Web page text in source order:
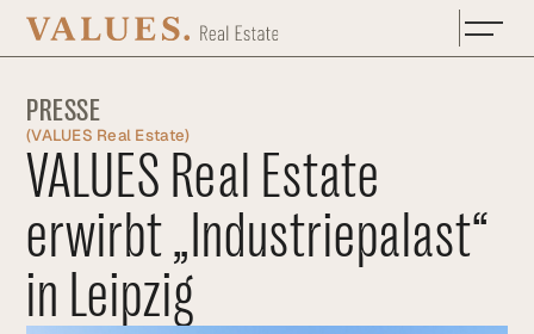
Zum Hauptinhalt springen
(VALUES Real Estate)
PRESSE
VALUES Real Estate
erwirbt „Industriepalast“
in Leipzig